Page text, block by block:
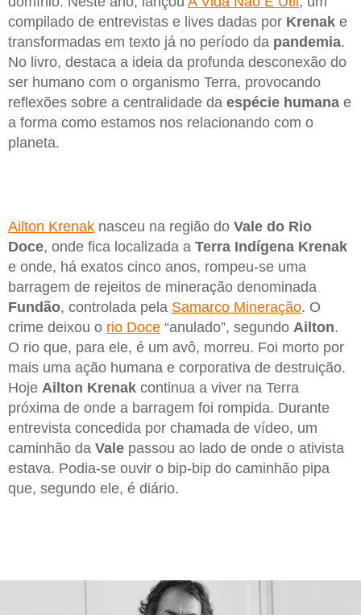
compilado de entrevistas e lives dadas por Krenak e
transformadas em texto já no período da pandemia.
No livro, destaca a ideia da profunda desconexão do
ser humano com o organismo Terra, provocando
reflexões sobre a centralidade da espécie humana e
a forma como estamos nos relacionando com o
planeta.
Ailton Krenak nasceu na região do Vale do Rio
Doce, onde fica localizada a Terra Indígena Krenak
e onde, há exatos cinco anos, rompeu-se uma
barragem de rejeitos de mineração denominada
Fundão, controlada pela Samarco Mineração. O
crime deixou o rio Doce “anulado”, segundo Ailton.
O rio que, para ele, é um avô, morreu. Foi morto por
mais uma ação humana e corporativa de destruição.
Hoje Ailton Krenak continua a viver na Terra
próxima de onde a barragem foi rompida. Durante
entrevista concedida por chamada de vídeo, um
caminhão da Vale passou ao lado de onde o ativista
estava. Podia-se ouvir o bip-bip do caminhão pipa
que, segundo ele, é diário.